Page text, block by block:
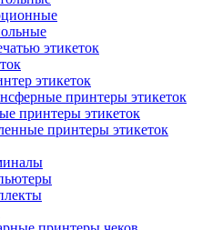
этикеток
этикеток
принтеры этикеток
принтеры этикеток
принтеры этикеток